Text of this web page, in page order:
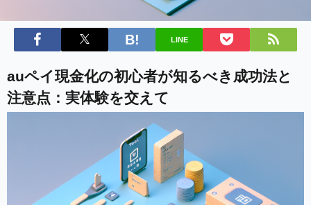
LINE
auペイ現金化の初心者が知るべき成功法と
注意点：実体験を交えて